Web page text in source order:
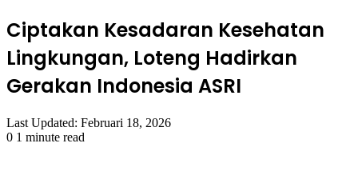
Ciptakan Kesadaran Kesehatan
Lingkungan, Loteng Hadirkan
Gerakan Indonesia ASRI
Last Updated: Februari 18, 2026
0 1 minute read